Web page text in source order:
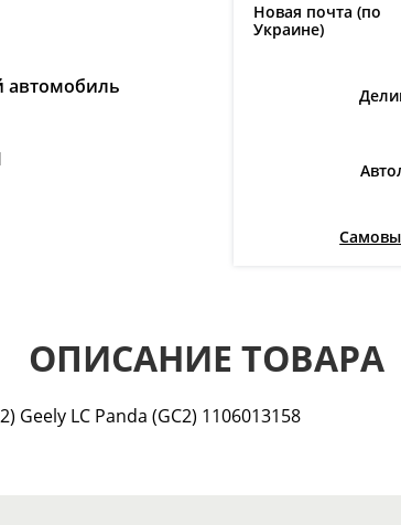
автомобиль
Новая почта (по
Украине)
ОПИСАНИЕ ТОВАРА
LC Panda (GC2) 1106013158